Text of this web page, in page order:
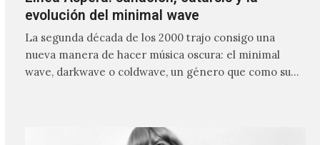
evolución del minimal wave
La segunda década de los 2000 trajo consigo una
nueva manera de hacer música oscura: el minimal
wave, darkwave o coldwave, un género que como su